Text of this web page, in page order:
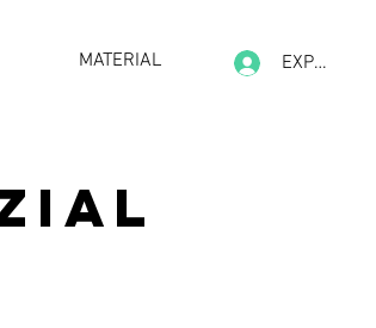
MATERIAL EXPERIENCE